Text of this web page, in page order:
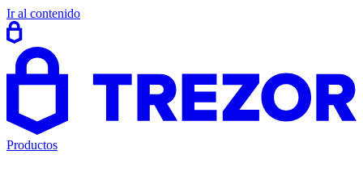
Ir al contenido
Productos